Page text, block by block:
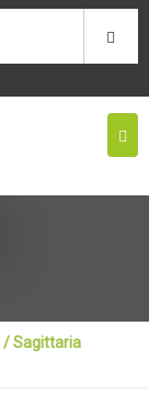
/ Sagittaria